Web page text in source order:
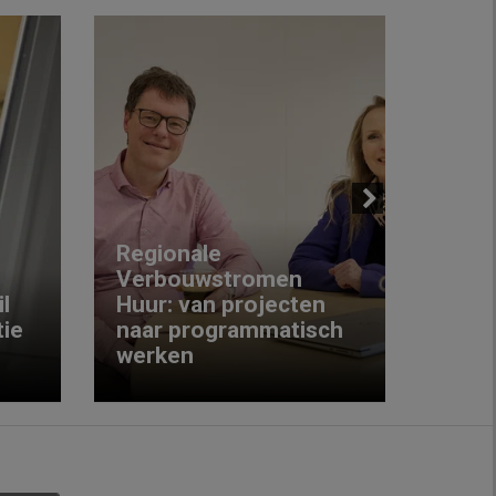
Regionale
Verbouwstromen
Huur: van projecten
naar programmatisch
werken
Next